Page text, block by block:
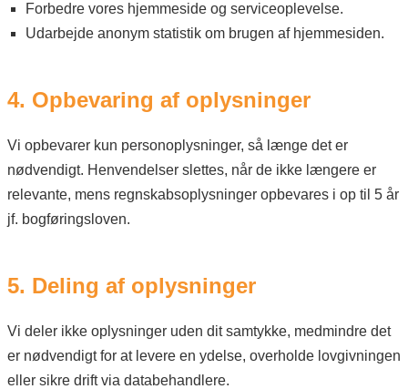
Forbedre vores hjemmeside og serviceoplevelse.
Udarbejde anonym statistik om brugen af hjemmesiden.
4. Opbevaring af oplysninger
Vi opbevarer kun personoplysninger, så længe det er
nødvendigt. Henvendelser slettes, når de ikke længere er
relevante, mens regnskabsoplysninger opbevares i op til 5 år
jf. bogføringsloven.
5. Deling af oplysninger
Vi deler ikke oplysninger uden dit samtykke, medmindre det
er nødvendigt for at levere en ydelse, overholde lovgivningen
eller sikre drift via databehandlere.